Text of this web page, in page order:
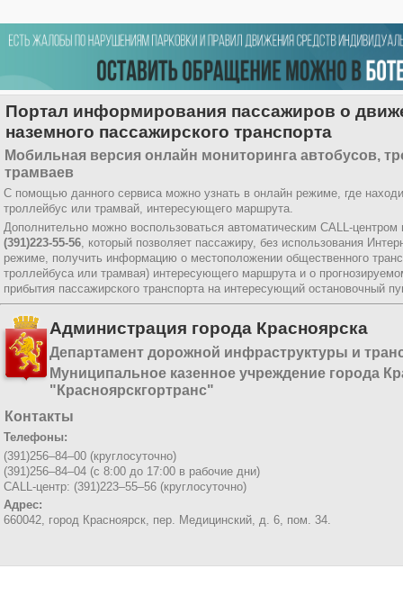
Портал информирования пассажиров о
наземного пассажирского транспорта
Мобильная версия онлайн мониторинга автобусов,
трамваев
С помощью данного сервиса можно узнать в онлайн режиме, где
троллейбус или трамвай, интересующего маршрута.
Дополнительно можно воспользоваться автоматическим CALL-
(391)223-55-56, который позволяет пассажиру, без использования
режиме, получить информацию о местоположении общественного
троллейбуса или трамвая) интересующего маршрута и о
прибытия пассажирского транспорта на интересующий остановочный
Администрация города Красноярска
Департамент дорожной инфраструктуры и
Муниципальное казенное учреждение города
"Красноярскгортранс"
Контакты
Телефоны:
(391)256–84–00 (круглосуточно)
(391)256–84–04 (с 8:00 до 17:00 в рабочие дни)
CALL-центр: (391)223–55–56 (круглосуточно)
Адрес:
660042, город Красноярск, пер. Медицинский, д. 6, пом. 34.